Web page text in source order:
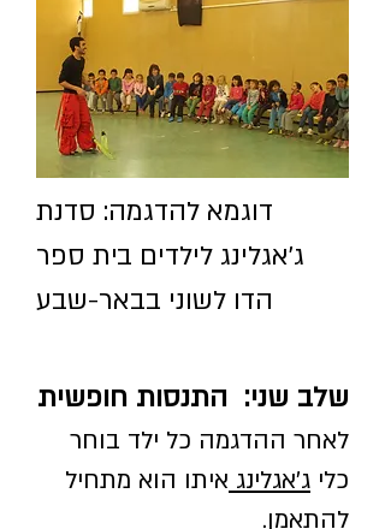
דוגמא להדגמה: סדנת
ג'אגלינג לילדים בית ספר
הדו לשוני בבאר-שבע
שלב שני: התנסות חופשית
לאחר ההדגמה כל ילד בוחר
כלי ג'אגלינג איתו הוא מתחיל
להתאמן.